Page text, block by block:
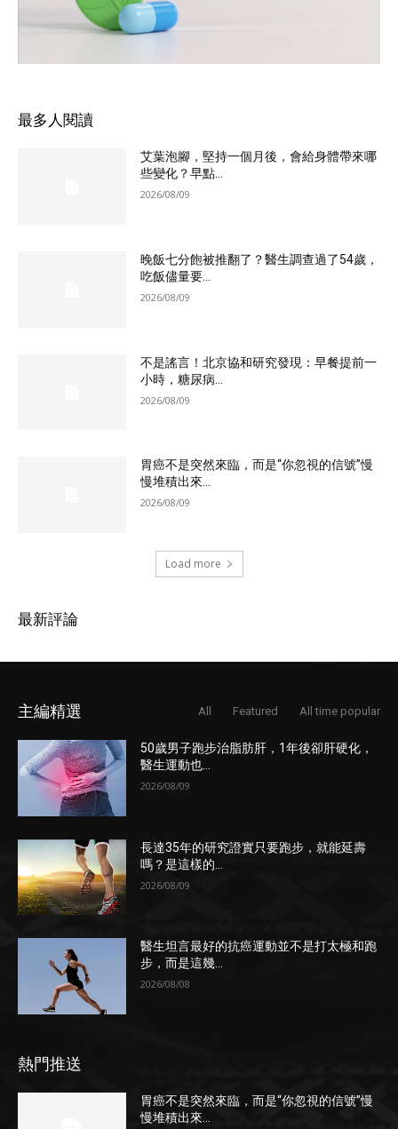
最多人閱讀
艾葉泡腳，堅持一個月後，會給身體帶來哪
些變化？早點...
2026/08/09
晚飯七分飽被推翻了？醫生調查過了54歲，
吃飯儘量要...
2026/08/09
不是謠言！北京協和研究發現：早餐提前一
小時，糖尿病...
2026/08/09
胃癌不是突然來臨，而是“你忽視的信號”慢
慢堆積出來...
2026/08/09
Load more
最新評論
主編精選 All Featured All time popular
50歲男子跑步治脂肪肝，1年後卻肝硬化，
醫生運動也...
2026/08/09
長達35年的研究證實只要跑步，就能延壽
嗎？是這樣的...
2026/08/09
醫生坦言最好的抗癌運動並不是打太極和跑
步，而是這幾...
2026/08/08
熱門推送
胃癌不是突然來臨，而是“你忽視的信號”慢
慢堆積出來...